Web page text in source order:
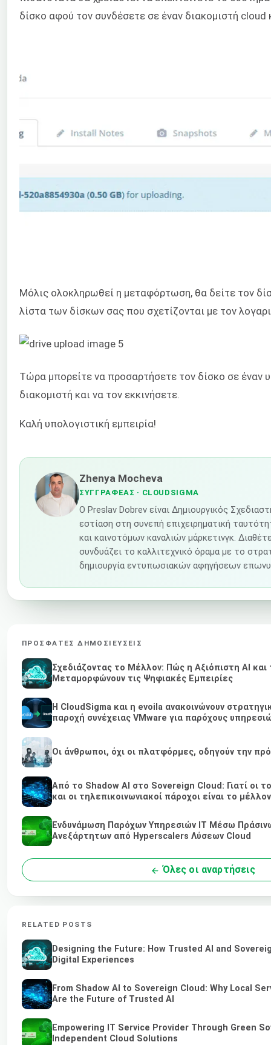
δίσκο αφού τον συνδέσετε σε έναν διακομιστή cloud
Μόλις ολοκληρωθεί η μεταφόρτωση, θα δείτε τον
λίστα των δίσκων σας που σχετίζονται με τον
Τώρα μπορείτε να προσαρτήσετε τον δίσκο σε έναν
διακομιστή και να τον εκκινήσετε.
Καλή υπολογιστική εμπειρία!
Zhenya Mocheva
ΣΥΓΓΡΑΦΈΑΣ · CLOUDSIGMA
Ο Preslav Dobrev είναι Δημιουργικός
εστίαση στη συνεπή επιχειρηματική
και καινοτόμων καναλιών μάρκετινγκ.
συνδυάζει το καλλιτεχνικό όραμα με το
δημιουργία εντυπωσιακών αφηγήσεων
ΠΡΌΣΦΑΤΕΣ ΔΗΜΟΣΙΕΎΣΕΙΣ
Σχεδιάζοντας το Μέλλον: Πώς η Αξιόπιστη AI και
Μεταμορφώνουν τις Ψηφιακές Εμπειρίες
Η CloudSigma και η evoila ανακοινώνουν
παροχή συνέχειας VMware για παρόχους
Οι άνθρωποι, όχι οι πλατφόρμες, οδηγούν την
Από το Shadow AI στο Sovereign Cloud: Γιατί οι
και οι τηλεπικοινωνιακοί πάροχοι είναι το
Ενδυνάμωση Παρόχων Υπηρεσιών IT Μέσω
Ανεξάρτητων από Hyperscalers Λύσεων Cloud
Όλες οι αναρτήσεις
RELATED POSTS
Designing the Future: How Trusted AI and
Digital Experiences
From Shadow AI to Sovereign Cloud: Why Local
Are the Future of Trusted AI
Empowering IT Service Provider Through Green
Independent Cloud Solutions